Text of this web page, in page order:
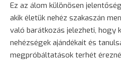
Ez az álom különösen
akik életük nehéz szakaszán
való barátkozás jelezheti, hogy
nehézségek ajándékait és
megpróbáltatások terhét